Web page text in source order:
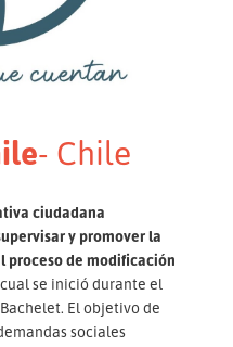
- Chile
ciudadana
y promover la
proceso de modificación
cual se inició durante el
El objetivo de
sociales